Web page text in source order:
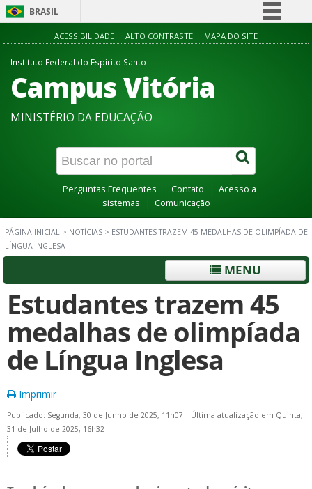
BRASIL
Simplifique!
Acesso à informação
Canais
ACESSIBILIDADE ALTO CONTRASTE MAPA DO SITE
Instituto Federal do Espírito Santo
Campus Vitória
MINISTÉRIO DA EDUCAÇÃO
Perguntas Frequentes Contato
Acesso a
sistemas
Comunicação
PÁGINA INICIAL > NOTÍCIAS > ESTUDANTES TRAZEM 45 MEDALHAS DE OLIMPÍADA DE
LÍNGUA INGLESA
MENU
Estudantes trazem 45
medalhas de olimpíada
de Língua Inglesa
Imprimir
Publicado: Segunda, 30 de Junho de 2025, 11h07 | Última atualização em Quinta,
31 de Julho de 2025, 16h32